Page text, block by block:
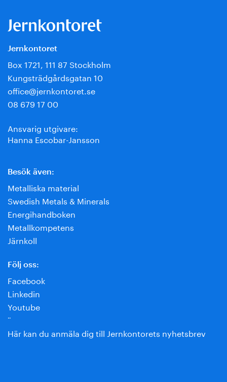
Jernkontoret
Box 1721, 111 87 Stockholm
Kungsträdgårdsgatan 10
office@jernkontoret.se
08 679 17 00
Ansvarig utgivare:
Hanna Escobar-Jansson
Besök även:
Metalliska material
Swedish Metals & Minerals
Energihandboken
Metallkompetens
Järnkoll
Följ oss:
Facebook
Linkedin
Youtube
¨
Här kan du anmäla dig till Jernkontorets nyhetsbrev